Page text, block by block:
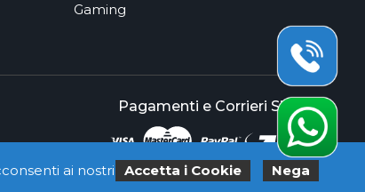
Gaming
Pagamenti e Corrieri Sicuri
ai nostri Accetta i Cookie Nega